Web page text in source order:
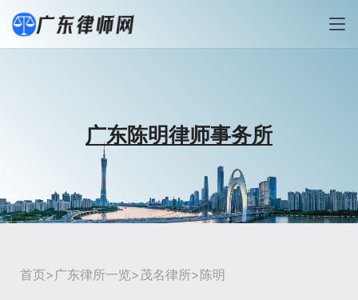
广东陈明律师事务所
首页> 广东律所一览>茂名律所>陈明